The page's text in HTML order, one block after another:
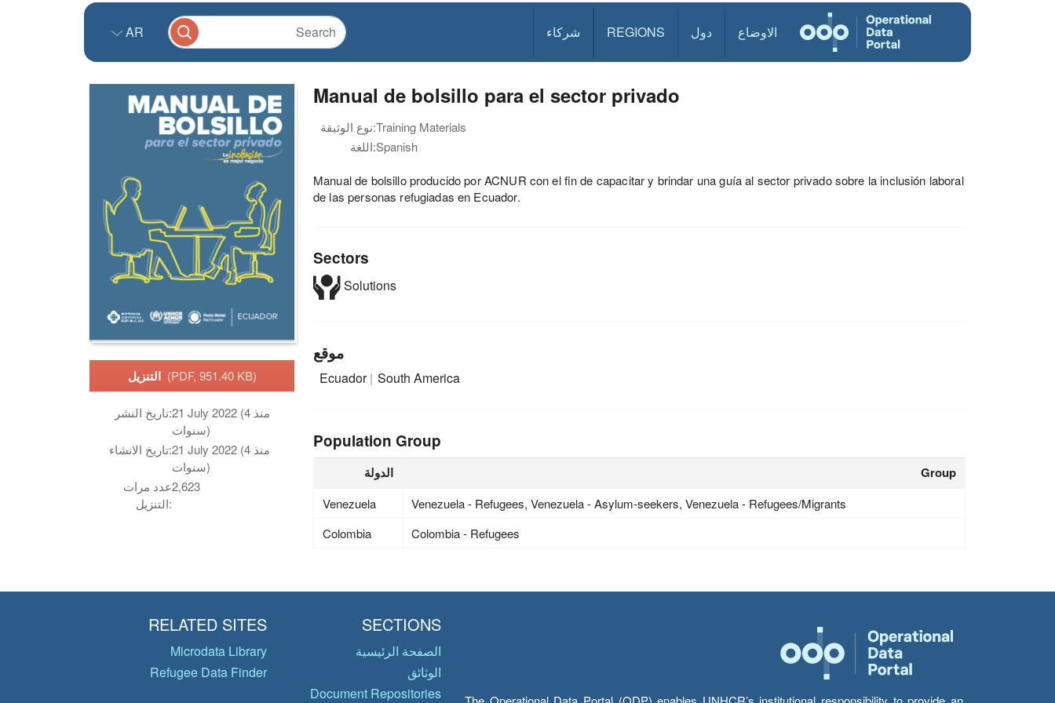
الاوضاع دول REGIONS شركاء AR
التنزيل (PDF, 951.40 KB)
تاريخ النشر:21 July 2022 (منذ 4
سنوات)
تاريخ الانشاء:21 July 2022 (منذ 4
سنوات)
عدد مرات
التنزيل:
2,623
Manual de bolsillo para el sector privado
نوع الوثيقة:Training Materials
اللغة:Spanish
Manual de bolsillo producido por ACNUR con el ﬁn de capacitar y brindar una guía al sector privado sobre la inclusión laboral
de las personas refugiadas en Ecuador.
Sectors
Solutions
موقع
Ecuador South America
Population Group
الدولة Group
Venezuela
Venezuela - Refugees, Venezuela - Asylum-seekers, Venezuela - Refugees/Migrants
Colombia
Colombia - Refugees
SECTIONS
الصفحة الرئيسية
الوثائق
Document Repositories
RELATED SITES
Microdata Library
Refugee Data Finder